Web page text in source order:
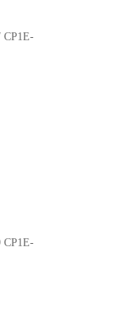
CP1E-
CP1E-